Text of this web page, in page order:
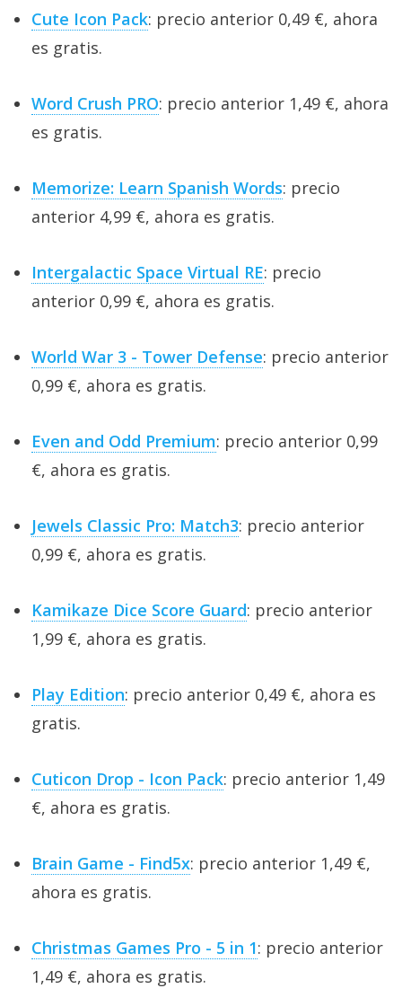
Cute Icon Pack: precio anterior 0,49 €, ahora
es gratis.
Word Crush PRO: precio anterior 1,49 €, ahora
es gratis.
Memorize: Learn Spanish Words: precio
anterior 4,99 €, ahora es gratis.
Intergalactic Space Virtual RE: precio
anterior 0,99 €, ahora es gratis.
World War 3 - Tower Defense: precio anterior
0,99 €, ahora es gratis.
Even and Odd Premium: precio anterior 0,99
€, ahora es gratis.
Jewels Classic Pro: Match3: precio anterior
0,99 €, ahora es gratis.
Kamikaze Dice Score Guard: precio anterior
1,99 €, ahora es gratis.
Play Edition: precio anterior 0,49 €, ahora es
gratis.
Cuticon Drop - Icon Pack: precio anterior 1,49
€, ahora es gratis.
Brain Game - Find5x: precio anterior 1,49 €,
ahora es gratis.
Christmas Games Pro - 5 in 1: precio anterior
1,49 €, ahora es gratis.